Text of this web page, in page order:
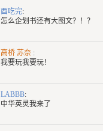
酉吃完:
怎么企划书还有大图文？！？
高桥 苏奈:
我要玩我要玩！
LABBB:
中华英灵我来了